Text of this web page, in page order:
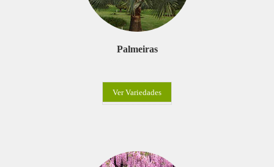
Palmeiras
Ver Variedades